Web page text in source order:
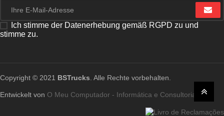
Ich stimme der Datenerhebung gemäß RGPD zu und
stimme zu.
Copyright © 2021 BSTrucks . Alle Rechte vorbehalten.
Entwickelt von O Meu Computador - Informática e Consultoria, Lda